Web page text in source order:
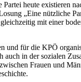
heute existieren
„Eine nützliche
mit einer
für die KPÖ
in der sozialen
Frauen und